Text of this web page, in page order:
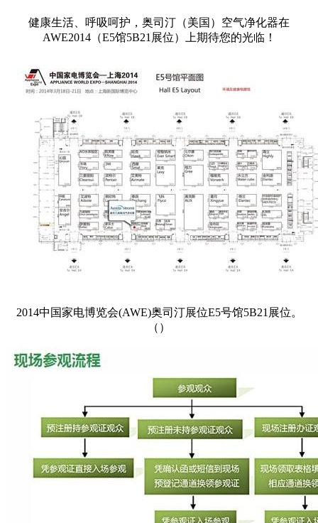
健康生活、呼吸呵护，奥司汀（美国）空气净化器在
AWE2014（E5馆5B21展位）上期待您的光临！
2014中国家电博览会(AWE)奥司汀展位E5号馆5B21展位。
（）